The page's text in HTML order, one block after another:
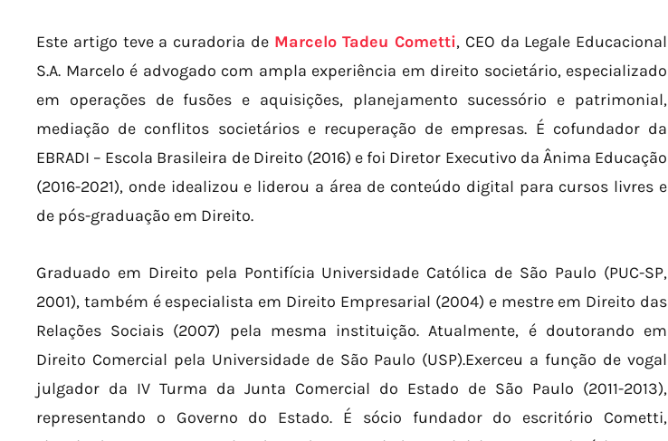
Este artigo teve a curadoria de Marcelo Tadeu Cometti, CEO da Legale Educacional
S.A. Marcelo é advogado com ampla experiência em direito societário, especializado
em operações de fusões e aquisições, planejamento sucessório e patrimonial,
mediação de conflitos societários e recuperação de empresas. É cofundador da
EBRADI – Escola Brasileira de Direito (2016) e foi Diretor Executivo da Ânima Educação
(2016-2021), onde idealizou e liderou a área de conteúdo digital para cursos livres e
de pós-graduação em Direito.
Graduado em Direito pela Pontifícia Universidade Católica de São Paulo (PUC-SP,
2001), também é especialista em Direito Empresarial (2004) e mestre em Direito das
Relações Sociais (2007) pela mesma instituição. Atualmente, é doutorando em
Direito Comercial pela Universidade de São Paulo (USP).Exerceu a função de vogal
julgador da IV Turma da Junta Comercial do Estado de São Paulo (2011-2013),
representando o Governo do Estado. É sócio fundador do escritório Cometti,